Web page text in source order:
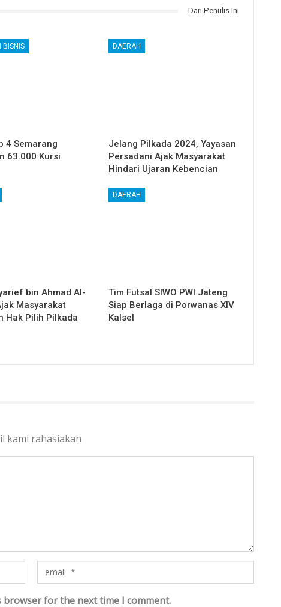
Dari Penulis Ini
BISNIS
4 Semarang
63.000 Kursi
DAERAH
Jelang Pilkada 2024, Yayasan
Persadani Ajak Masyarakat
Hindari Ujaran Kebencian
bin Ahmad Al-
Masyarakat
Hak Pilih Pilkada
DAERAH
Tim Futsal SIWO PWI Jateng
Siap Berlaga di Porwanas XIV
Kalsel
kami rahasiakan
browser for the next time I comment.